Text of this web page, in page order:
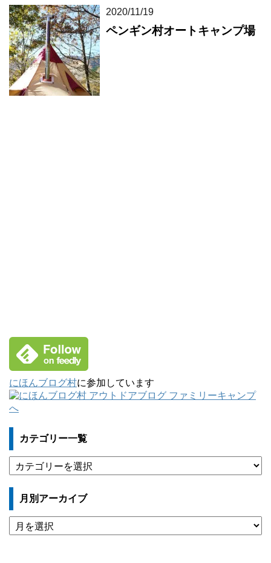
2020/11/19
ペンギン村オートキャンプ場
にほんブログ村に参加しています
カテゴリー一覧
テ
ゴ
ー
一
覧
月別アーカイブ
月
別